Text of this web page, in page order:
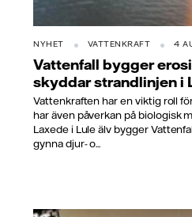
NYHET VATTENKRAFT 4
Vattenfall bygger
skyddar strandlinjen i
Vattenkraften har en viktig roll
har även påverkan på biologisk
Laxede i Lule älv bygger
gynna djur- o...